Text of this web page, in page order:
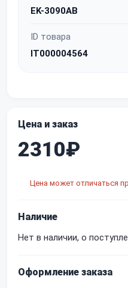
EK-3090AB
ID товара
IT000004564
Цена и заказ
2310₽
Цена может отличаться
Наличие
Нет в наличии, о
Оформление заказа